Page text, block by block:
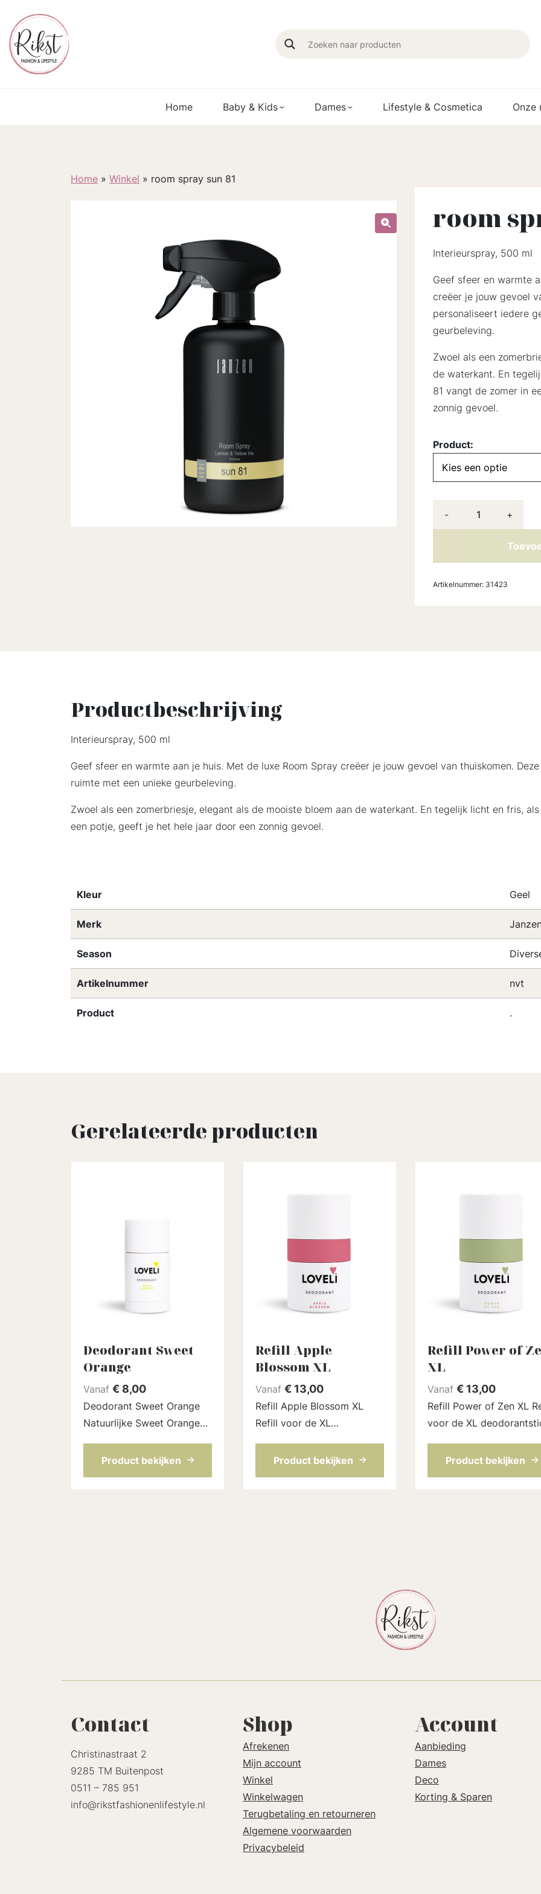
Home Baby & Kids Dames Lifestyle & Cosmetica Onze
Home » Winkel » room spray sun 81
room
Interieurspray, 500 ml
Geef sfeer en warmte
creëer je jouw gevoel
personaliseert iedere
geurbeleving.
Zwoel als een
de waterkant. En
81 vangt de zomer in
zonnig gevoel.
Product:
- +
Artikelnummer: 31423
Productbeschrijving
Interieurspray, 500 ml
Geef sfeer en warmte aan je huis. Met de luxe Room Spray creëer je jouw gevoel van thuiskomen.
ruimte met een unieke geurbeleving.
Zwoel als een zomerbriesje, elegant als de mooiste bloem aan de waterkant. En tegelijk licht en fris,
een potje, geeft je het hele jaar door een zonnig gevoel.
Kleur Geel
Merk
Season
Artikelnummer nvt
Product .
Gerelateerde producten
Deodorant Sweet
Orange
Vanaf €8,00
Deodorant Sweet Orange
Natuurlijke Sweet Orange
aluminium, die echt werkt.
Product bekijken
Refill Apple
Blossom XL
Vanaf €13,00
Refill Apple Blossom XL
Refill voor de XL
Loveli. Met een zacht zoete
Product bekijken
Refill Power of
XL
Vanaf €13,00
Refill Power of Zen XL Refill
voor de XL
geur van rozen en
Product bekijken
Contact
Christinastraat 2
9285 TM Buitenpost
0511 – 785 951
info@rikstfashionenlifestyle.nl
Shop
Afrekenen
Mijn account
Winkel
Winkelwagen
Terugbetaling en retourneren
Algemene voorwaarden
Privacybeleid
Account
Aanbieding
Dames
Deco
Korting & Sparen